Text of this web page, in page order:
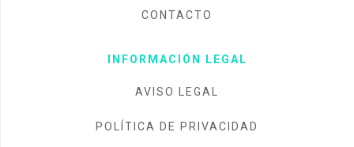
CONTACTO
INFORMACIÓN LEGAL
AVISO LEGAL
POLÍTICA DE PRIVACIDAD